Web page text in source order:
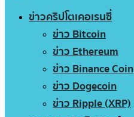
ข่าวคริปโตเคอเรนซี่
ข่าว Bitcoin
ข่าว Ethereum
ข่าว Binance Coin
ข่าว Dogecoin
ข่าว Ripple (XRP)